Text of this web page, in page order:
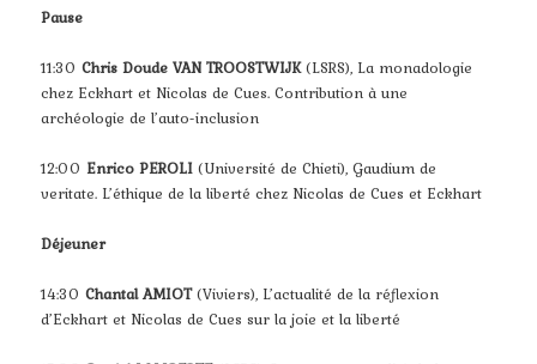
Pause
11:30Chris Doude VAN TROOSTWIJK(LSRS), La monadologie
chez Eckhart et Nicolas de Cues. Contribution à une
archéologie de l’auto-inclusion
12:00 Enrico PEROLI (Université de Chieti), Gaudium de
veritate. L’éthique de la liberté chez Nicolas de Cues et Eckhart
Déjeuner
14:30Chantal AMIOT(Viviers), L’actualité de la réflexion
d’Eckhart et Nicolas de Cues sur la joie et la liberté